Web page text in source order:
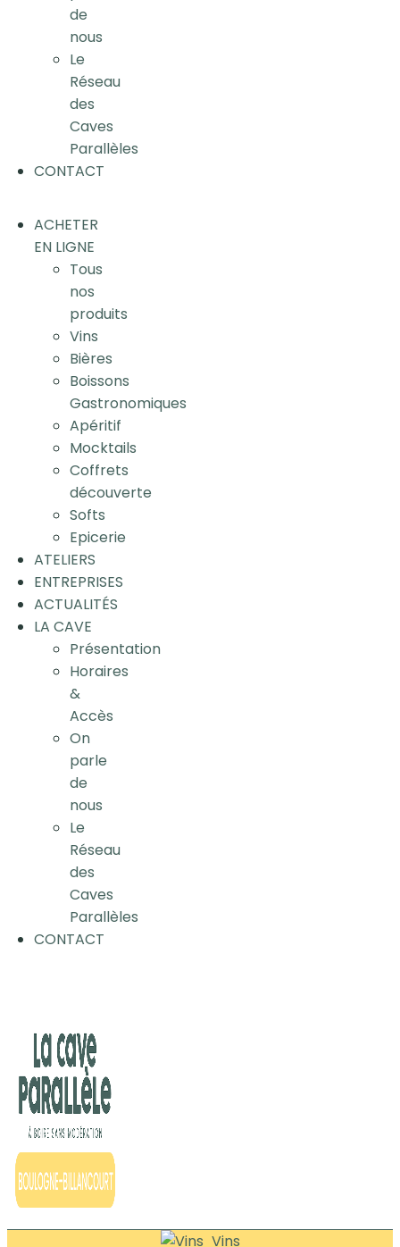
de
nous
Le
Réseau
des
Caves
Parallèles
CONTACT
ACHETER
EN LIGNE
Tous
nos
produits
Vins
Bières
Boissons
Gastronomiques
Apéritif
Mocktails
Coffrets
découverte
Softs
Epicerie
ATELIERS
ENTREPRISES
ACTUALITÉS
LA CAVE
Présentation
Horaires
&
Accès
On
parle
de
nous
Le
Réseau
des
Caves
Parallèles
CONTACT
Vins